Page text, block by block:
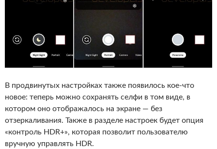
В продвинутых настройках также появилось кое-что
новое: теперь можно сохранять селфи в том виде, в
котором оно отображалось на экране — без
отзеркаливания. Также в разделе настроек будет опция
«контроль HDR+», которая позволит пользователю
вручную управлять HDR.